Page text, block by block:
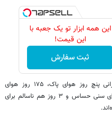
این همه ابزار تو یک جعبه با
این قیمت!
ثبت سفارش
از ابتدای امسال تاکنون، شهروندان تهرانی پنچ روز هوای پاک، ۱۷۵ روز هوای
سالم، ۷۸ روز هوای ناسالم برای گروه‌های سنی حساس و ۳ روز هم ناسالم برای